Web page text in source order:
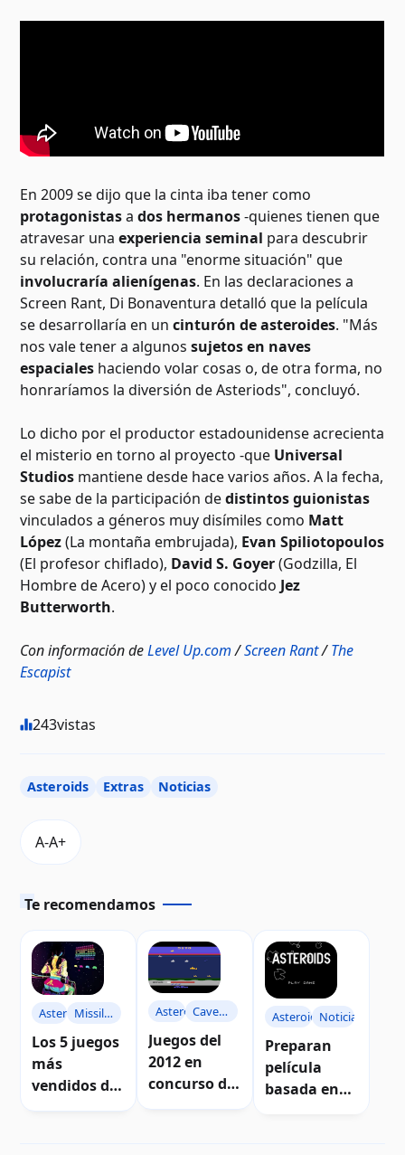
En 2009 se dijo que la cinta iba tener como
protagonistasados hermanos-quienes tienen que
atravesar una experiencia seminal para descubrir
su relación, contra una "enorme situación" que
involucraría alienígenas. En las declaraciones a
Screen Rant, Di Bonaventura detalló que la película
se desarrollaría en un cinturón de asteroides. "Más
nos vale tener a algunos sujetos en naves
espaciales haciendo volar cosas o, de otra forma, no
honraríamos la diversión de Asteriods", concluyó.
Lo dicho por el productor estadounidense acrecienta
el misterio en torno al proyecto -que Universal
Studios mantiene desde hace varios años. A la fecha,
se sabe de la participación dedistintos guionistas
vinculados a géneros muy disímiles como Matt
López(La montaña embrujada), Evan Spiliotopoulos
(El profesor chiflado), David S. Goyer(Godzilla, El
Hombre de Acero) y el poco conocido Jez
Butterworth.
Con información deLevel Up.com/Screen Rant/The
Escapist
243vistas
Asteroids Extras Noticias
Te recomendamos
AsteroidsMissile
Command
Los 5 juegos
más
vendidos de
AsteroidsCaverns
Juegos del
2012 en
concurso de
AsteroidsNoticias
Preparan
película
basada en